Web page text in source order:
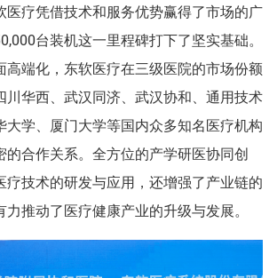
医疗凭借技术和服务优势赢得了市场的广
台装机这一里程碑打下了坚实基础。
高端化，东软医疗在三级医院的市场份额
川华西、武汉同济、武汉协和、通用技术
大学、厦门大学等国内众多知名医疗机构
的合作关系。全方位的产学研医协同创
疗技术的研发与应用，还增强了产业链的
力推动了医疗健康产业的升级与发展。